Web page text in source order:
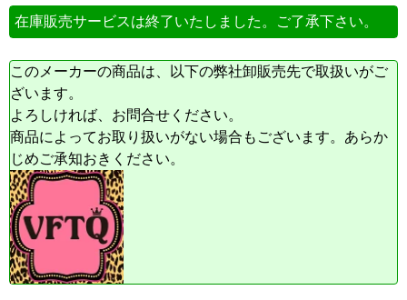
在庫販売サービスは終了いたしました。ご了承下さい。
このメーカーの商品は、以下の弊社卸販売先で取扱いがご
ざいます。
よろしければ、お問合せください。
商品によってお取り扱いがない場合もございます。あらか
じめご承知おきください。